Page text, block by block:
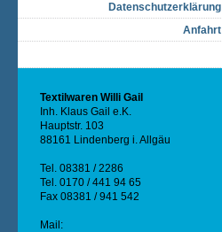
Datenschutzerklärung
Anfahrt
Textilwaren Willi Gail
Inh. Klaus Gail e.K.
Hauptstr. 103
88161 Lindenberg i. Allgäu
Tel. 08381 / 2286
Tel. 0170 / 441 94 65
Fax 08381 / 941 542
Mail: